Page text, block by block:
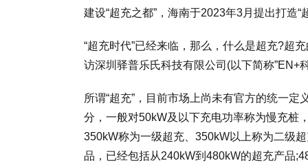
建设“超充之都”，海南于2023年3月提出打
“超充时代”已经来临，那么，什么是超充?超
访深圳驿普乐氏科技有限公司(以下简称”EN+
所谓“超充”，目前市场上尚未有官方的统一
分，一般对50kW及以下充电功率称为慢充桩
350kW称为一级超充、350kW以上称为二级
品，已经包括从240kW到480kW的超充产品